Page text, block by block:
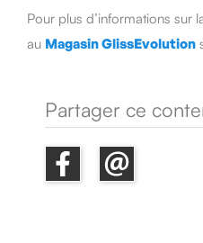
Pour plus d’informations
au Magasin GlissEvolution
Partager ce